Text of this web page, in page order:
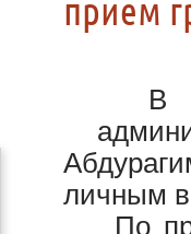
прием
В
личным
По